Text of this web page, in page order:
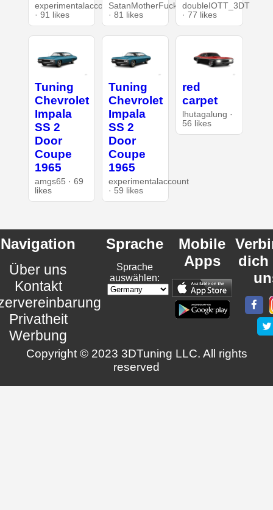
experimentalaccount
· 91 likes
SatanMotherFucker
· 81 likes
doubleIOTT_3DT
· 77 likes
Tuning
Chevrolet
Impala
SS 2
Door
Coupe
1965
amgs65 · 69
likes
Tuning
Chevrolet
Impala
SS 2
Door
Coupe
1965
experimentalaccount
· 59 likes
red
carpet
lhutagalung ·
56 likes
Navigation
Über uns
Kontakt
Privatheit
Werbung
Sprache
Sprache
auswählen:
Mobile
Apps
dich
Copyright © 2023 3DTuning LLC. All rights
reserved